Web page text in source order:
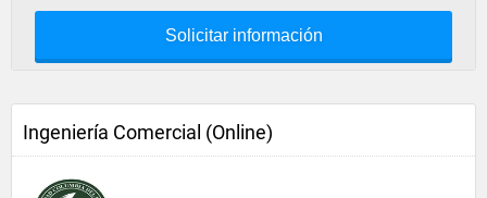
Solicitar información
Ingeniería Comercial (Online)